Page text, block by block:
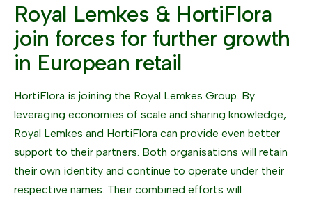
Royal Lemkes & HortiFlora
join forces for further growth
in European retail
HortiFlora is joining the Royal Lemkes Group. By
leveraging economies of scale and sharing knowledge,
Royal Lemkes and HortiFlora can provide even better
support to their partners. Both organisations will retain
their own identity and continue to operate under their
respective names. Their combined efforts will